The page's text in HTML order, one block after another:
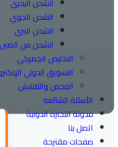
الشحن البحري
الشحن الجوي
الشحن البري
الشحن من الصين
التخليص الجمركي
التسويق الدولي
الفحص والتفتيش
الأسئلة الشائعة
مدونة التجارة الدولية
اتصل بنا
صفحات مقترحة